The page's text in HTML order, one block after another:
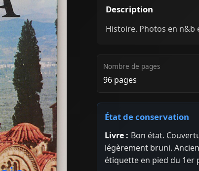
Description
Histoire. Photos en n&b
Nombre de pages
96 pages
État de conservation
Livre : Bon état.
légèrement bruni.
étiquette en pied du 1er